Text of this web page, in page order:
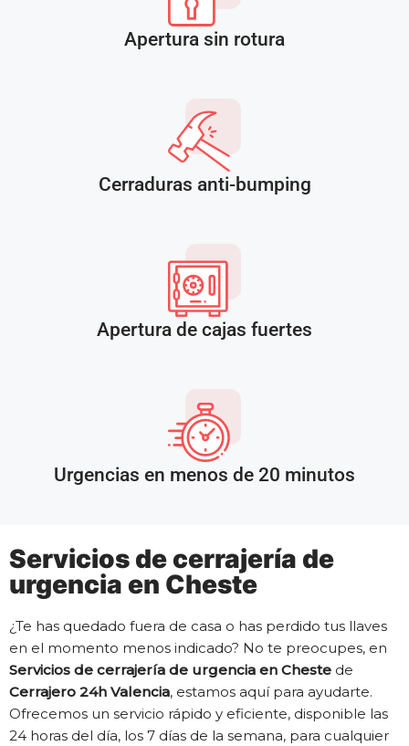
Apertura sin rotura
Cerraduras anti-bumping
Apertura de cajas fuertes
Urgencias en menos de 20 minutos
Servicios de cerrajería de
urgencia en Cheste
¿Te has quedado fuera de casa o has perdido tus llaves
en el momento menos indicado? No te preocupes, en
Servicios de cerrajería de urgencia en Cheste de
Cerrajero 24h Valencia, estamos aquí para ayudarte.
Ofrecemos un servicio rápido y eficiente, disponible las
24 horas del día, los 7 días de la semana, para cualquier